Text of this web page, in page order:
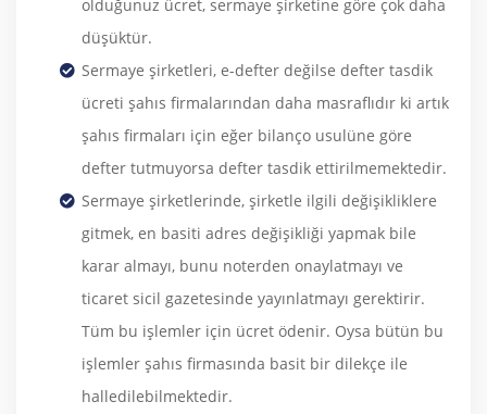
olduğunuz ücret, sermaye şirketine göre çok daha
düşüktür.
Sermaye şirketleri, e-defter değilse defter tasdik
ücreti şahıs firmalarından daha masraflıdır ki artık
şahıs firmaları için eğer bilanço usulüne göre
defter tutmuyorsa defter tasdik ettirilmemektedir.
Sermaye şirketlerinde, şirketle ilgili değişikliklere
gitmek, en basiti adres değişikliği yapmak bile
karar almayı, bunu noterden onaylatmayı ve
ticaret sicil gazetesinde yayınlatmayı gerektirir.
Tüm bu işlemler için ücret ödenir. Oysa bütün bu
işlemler şahıs firmasında basit bir dilekçe ile
halledilebilmektedir.